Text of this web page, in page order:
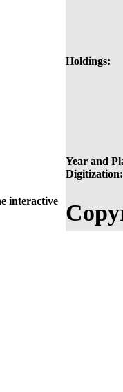
Holdings:
Year and
Digitization:
interactive